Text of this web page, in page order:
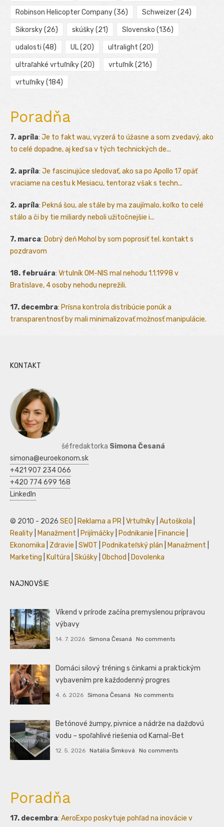
Robinson Helicopter Company(36) Schweizer(24)
Sikorsky(26) skúšky(21) Slovensko (136)
udalosti (48) UL(20) ultralight (20)
ultraľahké vrtuľníky(20) vrtuľník(216)
vrtuľníky(184)
Poradňa
7. apríla: Je to fakt wau, vyzerá to úžasne a som zvedavý, ako
to celé dopadne, aj keď sa v tých technických de...
2. apríla: Je fascinujúce sledovať, ako sa po Apollo 17 opäť
vraciame na cestu k Mesiacu, tentoraz však s techn...
2. apríla: Pekná šou, ale stále by ma zaujímalo, koľko to celé
stálo a či by tie miliardy neboli užitočnejšie i...
7. marca: Dobrý deň Mohol by som poprosiť tel. kontakt s
pozdravom
18. februára: Vrtulník OM-NIS mal nehodu 1.1.1998 v
Bratislave, 4 osoby nehodu neprežili.
17. decembra: Prísna kontrola distribúcie ponúk a
transparentnosť by mali minimalizovať možnosť manipulácie.
KONTAKT
šéfredaktorka Simona Česaná
simona@euroekonom.sk
+421 907 234 066
+420 774 699 168
LinkedIn
© 2010 - 2026 SEO Reklama a PR Vrtuľníky Autoškola
Reality Manažment Prijímáčky Podnikanie Financie
Ekonomika
Zdravie SWOT Podnikateľský plán Manažment
Marketing Kultúra Skúšky Obchod Dovolenka
NAJNOVŠIE
Víkend v prírode začína premyslenou prípravou
výbavy
14. 7. 2026 Simona Česaná No comments
Domáci silový tréning s činkami a praktickým
vybavením pre každodenný progres
4. 6. 2026 Simona Česaná No comments
Betónové žumpy, pivnice a nádrže na dažďovú
vodu – spoľahlivé riešenia od Kamal-Bet
12. 5. 2026 Natália Šimková No comments
Poradňa
17. decembra: AeroExpo poskytuje pohľad na inovácie v